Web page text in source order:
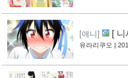
[애니]
[ 니
개 [31]
유라리쿠오 |